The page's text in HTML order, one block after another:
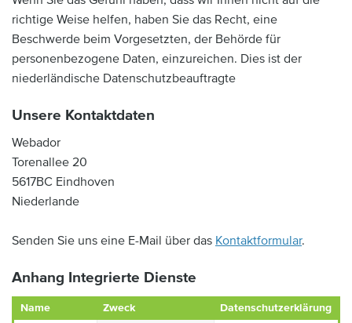
richtige Weise helfen, haben Sie das Recht, eine
Beschwerde beim Vorgesetzten, der Behörde für
personenbezogene Daten, einzureichen. Dies ist der
niederländische Datenschutzbeauftragte
Unsere Kontaktdaten
Webador
Torenallee 20
5617BC Eindhoven
Niederlande
Senden Sie uns eine E-Mail über das Kontaktformular.
Anhang Integrierte Dienste
Name Zweck Datenschutzerklärung